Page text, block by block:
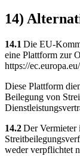
14)
14.1 Die EU-
eine Plattform zur
https://
Diese Plattform
Beilegung von
14.2Der Vermieter
weder verpflichtet